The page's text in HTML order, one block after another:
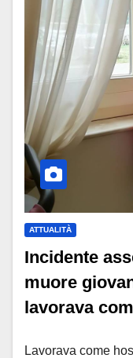
ATTUALITÀ
Incidente
muore
lavorava
Lavorava come